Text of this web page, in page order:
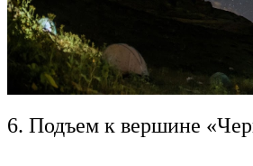
6. Подъем к вершине